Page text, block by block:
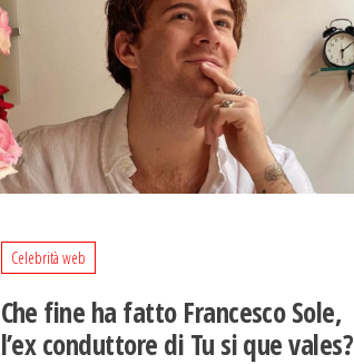
Celebrità web
Che fine ha fatto Francesco Sole,
l’ex conduttore di Tu si que vales?